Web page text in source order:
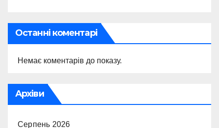
Останні коментарі
Немає коментарів до показу.
Архіви
Серпень 2026